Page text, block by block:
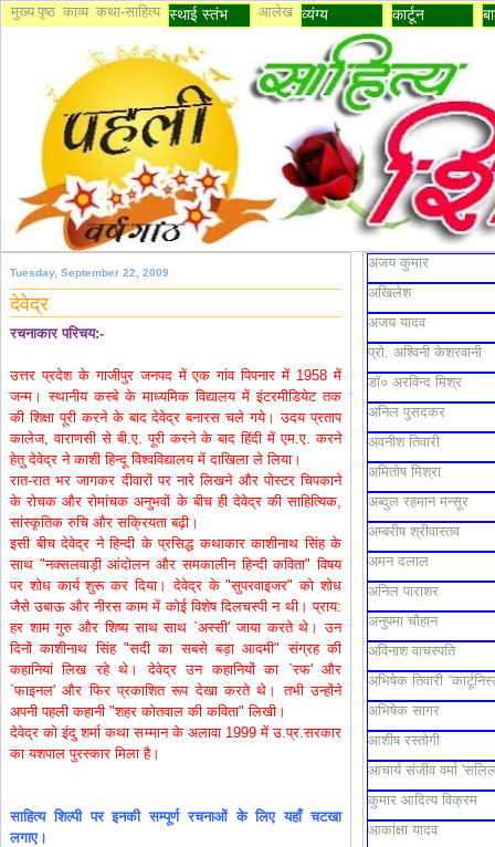
मुख्य पृष्ठ काव्य कथा-साहित्य स्थाई स्तंभ आलेख व्यंग्य कार्टून
Tuesday, September 22, 2009
देवेद्र
रचनाकार परिचय:-
उत्तर प्रदेश के गाजीपुर जनपद में एक गांव पिपनार में 1958 में
जन्म। स्थानीय कस्बे के माध्यमिक विद्यालय में इंटरमीडियेट तक
की शिक्षा पूरी करने के बाद देवेद्र बनारस चले गये। उदय प्रताप
कालेज, वाराणसी से बी.ए. पूरी करने के बाद हिंदी में एम.ए. करने
हेतु देवेद्र ने काशी हिन्दू विश्वविद्यालय में दाखिला ले लिया।
रात-रात भर जागकर दीवारों पर नारे लिखने और पोस्टर चिपकाने
के रोचक और रोमांचक अनुभवों के बीच ही देवेद्र की साहित्यिक,
सांस्कृतिक रुचि और सक्रियता बढ़ी।
इसी बीच देवेद्र ने हिन्दी के प्रसिद्ध कथाकार काशीनाथ सिंह के
साथ "नक्सलवाड़ी आंदोलन और समकालीन हिन्दी कविता" विषय
पर शोध कार्य शुरू कर दिया। देवेद्र के "सुपरवाइजर" को शोध
जैसे उबाऊ और नीरस काम में कोई विशेष दिलचस्पी न थी। प्राय:
हर शाम गुरु और शिष्य साथ साथ `अस्सी' जाया करते थे। उन
दिनों काशीनाथ सिंह "सदी का सबसे बड़ा आदमी" संग्रह की
कहानियां लिख रहे थे। देवेद्र उन कहानियों का `रफ' और
`फाइनल' और फिर प्रकाशित रूप देखा करते थे। तभी उन्होंने
अपनी पहली कहानी "शहर कोतवाल की कविता" लिखी।
देवेद्र को इंदु शर्मा कथा सम्मान के अलावा 1999 में उ.प्र.सरकार
का यशपाल पुरस्कार मिला है।
साहित्य शिल्पी पर इनकी सम्पूर्ण रचनाओं के लिए यहाँ चटखा
लगाए।
अजय कुमार
अखिलेश
अजय यादव
प्रो. अश्विनी केशरवानी
डॉ० अरविन्द मिश्र
अनिल पुसदकर
अवनीश तिवारी
अमितोष मिश्रा
अब्दुल रहमान मन्सूर
अम्बरीष श्रीवास्तव
अमन दलाल
अनिल पाराशर
अनुपमा चौहान
अविनाश वाचस्पति
अभिषेक तिवारी
अभिषेक सागर
आशीष रस्तोगी
आचार्य संजीव वर्मा
कुमार आदित्य विक्रम
आकांक्षा यादव